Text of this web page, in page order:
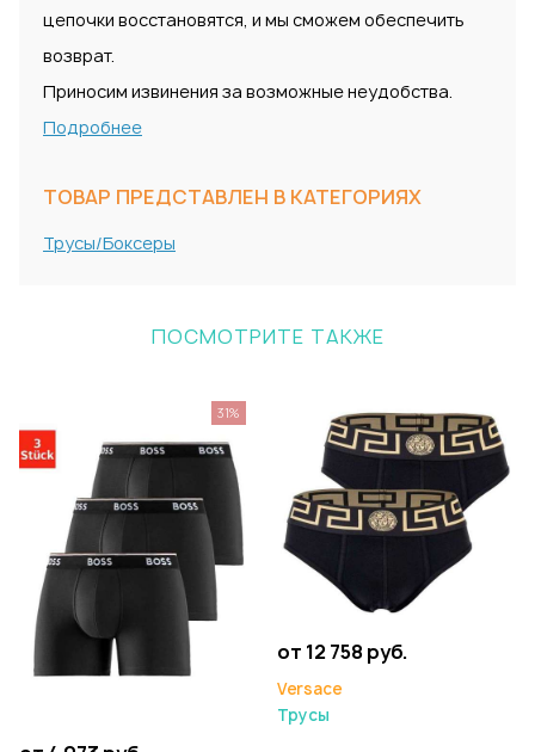
цепочки восстановятся, и мы сможем обеспечить
возврат.
Приносим извинения за возможные неудобства.
Подробнее
ТОВАР ПРЕДСТАВЛЕН В КАТЕГОРИЯХ
Трусы/Боксеры
ПОСМОТРИТЕ ТАКЖЕ
31%
от 12 758 руб.
Versace
Трусы